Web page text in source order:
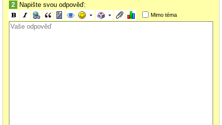
2 Napište svou odpověď:
Mimo téma